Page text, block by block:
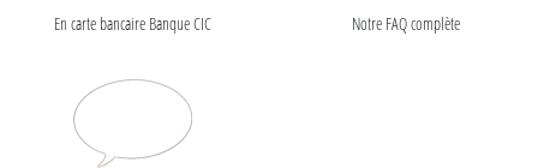
En carte bancaire Banque CIC Notre FAQ complète